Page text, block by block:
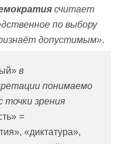
считает
по выбору
допустимым».
в
понимаемо
точки зрения
=
«диктатура»,